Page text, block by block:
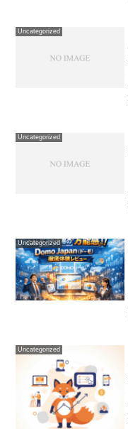
Uncategorized
Uncategorized
Uncategorized
Uncategorized